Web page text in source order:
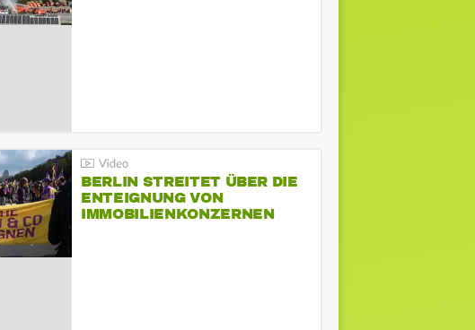
BERLIN STREITET ÜBER DIE
ENTEIGNUNG VON
IMMOBILIENKONZERNEN